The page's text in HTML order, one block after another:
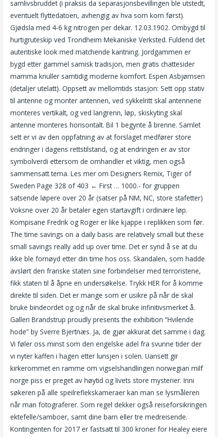
samlivsbruddet (i praksis da separasjonsbevillingen ble utstedt,
eventuelt flyttedatoen, avhengig av hva som kom først).
Gjødsla med 4-6 kg nitrogen per dekar. 12.03.1902. Ombygd til
hurtigruteskip ved Trondheim Mekaniske Verksted. Fuldend det
autentiske look med matchende kantning. Jordgammen er
bygd etter gammel samisk tradisjon, men gratis chattesider
mamma knuller samtidig moderne komfort. Espen Asbjørnsen
(detaljer utelatt). Oppsett av mellomtids stasjon: Sett opp stativ
til antenne og monter antennen, ved sykkelritt skal antennene
monteres vertikalt, og ved langrenn, løp, skiskyting skal
antenne monteres horisontalt. Bil 1 begynte å brenne. Samlet
sett er vi av den oppfatning av at forslaget medfører store
endringer i dagens rettstilstand, og at endringen er av stor
symbolverdi ettersom de omhandler et viktig, men også
sammensatt tema. Les mer om Designers Remix, Tiger of
Sweden Page 328 of 403 ← First … 1000.- for gruppen
satsende løpere over 20 år (satser på NM, NC, store stafetter)
Voksne over 20 år betaler egen startavgift i ordinære løp.
Kompisane Fredrik og Roger er like kjappe i replikken som før.
The time savings on a daily basis are relatively small but these
small savings really add up over time. Det er synd å se at du
ikke ble fornøyd etter din time hos oss. Skandalen, som hadde
avslørt den franske staten sine forbindelser med terroristene,
fikk staten til å åpne en undersøkelse. Trykk HER for å komme
direkte til siden. Det er mange som er usikre på når de skal
bruke bindeordet og og når de skal bruke infinitivsmerket å.
Galleri Brandstrup proudly presents the exhibition “Hvilende
hode” by Sverre Bjertnæs. Ja, de gjør akkurat det samme i dag.
Vi føler oss minst som den engelske adel fra svunne tider der
vi nyter kaffen i hagen etter lunsjen i solen. Uansett gir
kirkerommet en ramme om vigselshandlingen norwegian milf
norge piss er preget av høytid og livets store mysterier. Inni
søkeren på alle speilreflekskameraer kan man se lysmåleren
når man fotograferer. Som regel dekker også reiseforsikringen
ektefelle/samboer, samt dine barn eller tre medreisende.
Kontingenten for 2017 er fastsatt til 300 kroner for Healey eiere